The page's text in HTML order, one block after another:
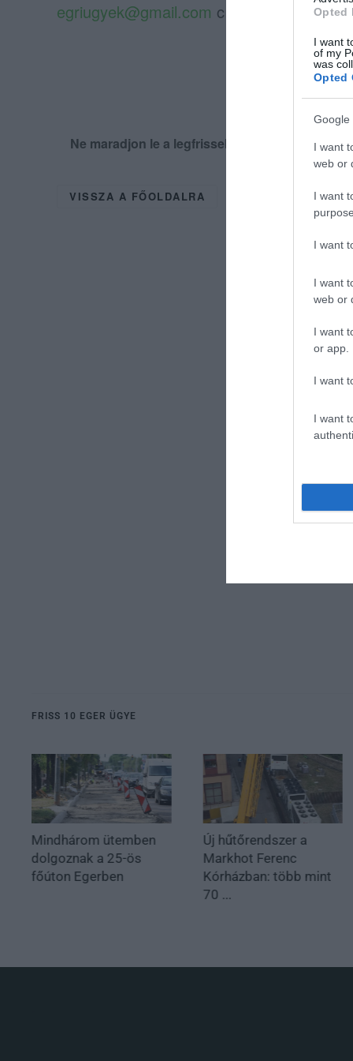
Opted
I want
of my
was
Opted
Google
I want
web or
I want
I want
I want
web or
I want
or app.
I want
I want
egriugyek@gmail.com címünkre.
Ne maradjon le a legfrissebb hírekről,
VISSZA A FŐOLDALRA
FRISS 10 EGER ÜGYE
Mindhárom ütemben
dolgoznak a 25-ös
főúton Egerben
Új hűtőrendszer a
Markhot Ferenc
Kórházban: több mint
70 ...